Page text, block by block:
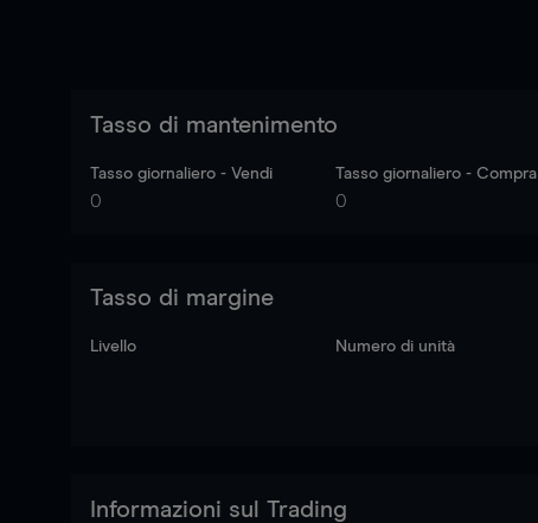
Tasso di mantenimento
Tasso giornaliero - Vendi
0
Tasso giornaliero - Compra
0
Tasso di margine
Livello Numero di unità
Informazioni sul Trading